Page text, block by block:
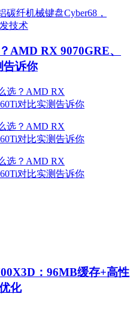
AMD RX 9070GRE、
告诉你
：96MB缓存+高性
化